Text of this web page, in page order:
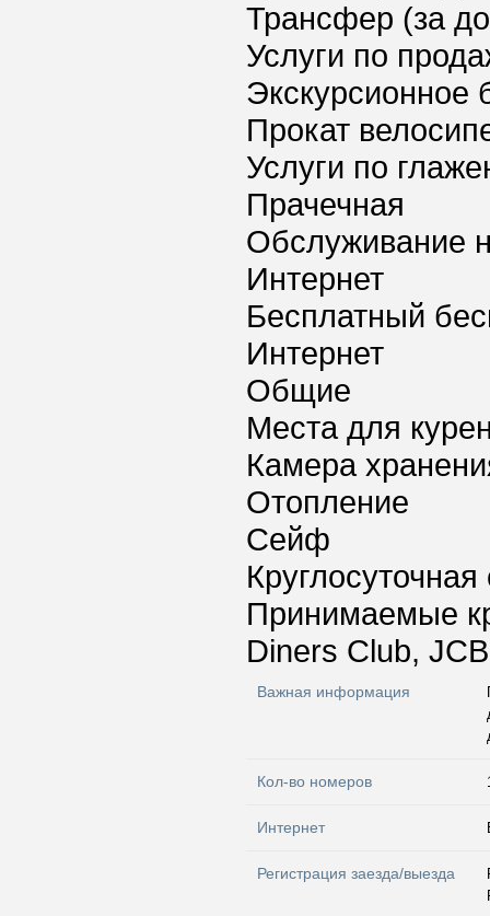
Трансфер (за
Услуги по
Экскурсионное
Прокат
Услуги по
Прачечная
Обслуживание
Интернет
Бесплатный
Интернет
Общие
Места для
Камера
Отопление
Сейф
Принимаемые
Diners Club, JCB
Важная информация
Кол-во номеров
Интернет
Регистрация заезда/выезда